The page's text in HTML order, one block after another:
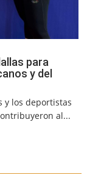
para
y del
y los deportistas
al...